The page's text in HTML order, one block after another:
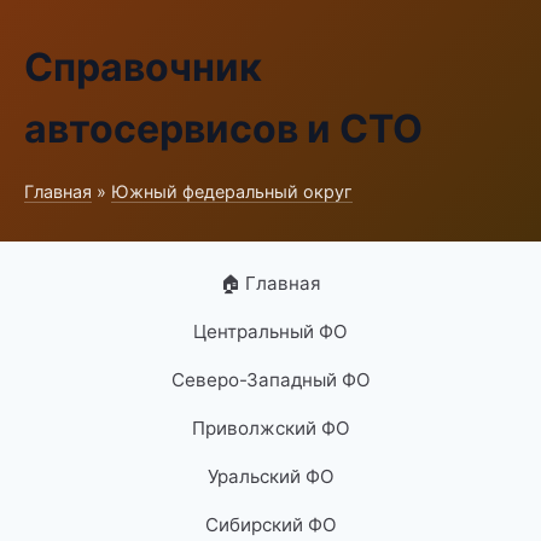
Справочник
автосервисов и СТО
Главная » Южный федеральный округ
🏠 Главная
Центральный ФО
Северо-Западный ФО
Приволжский ФО
Уральский ФО
Сибирский ФО